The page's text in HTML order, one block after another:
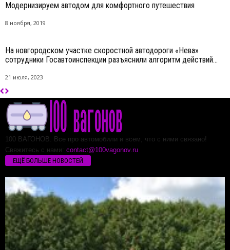
Модернизируем автодом для комфортного путешествия
8 ноября, 2019
На новгородском участке скоростной автодороги «Нева»
сотрудники Госавтоинспекции разъяснили алгоритм действий...
21 июля, 2023
100 ВАГОНОВ. Все про автомобили и всем, что с ними связано!
Свяжитесь с нами: contact@100vagonov.ru
ЕЩЁ БОЛЬШЕ НОВОСТЕЙ